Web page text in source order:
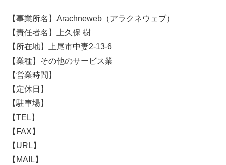
【事業所名】Arachneweb（アラクネウェブ）
【責任者名】上久保 樹
【所在地】上尾市中妻2-13-6
【業種】その他のサービス業
【営業時間】
【定休日】
【駐車場】
【TEL】
【FAX】
【URL】
【MAIL】